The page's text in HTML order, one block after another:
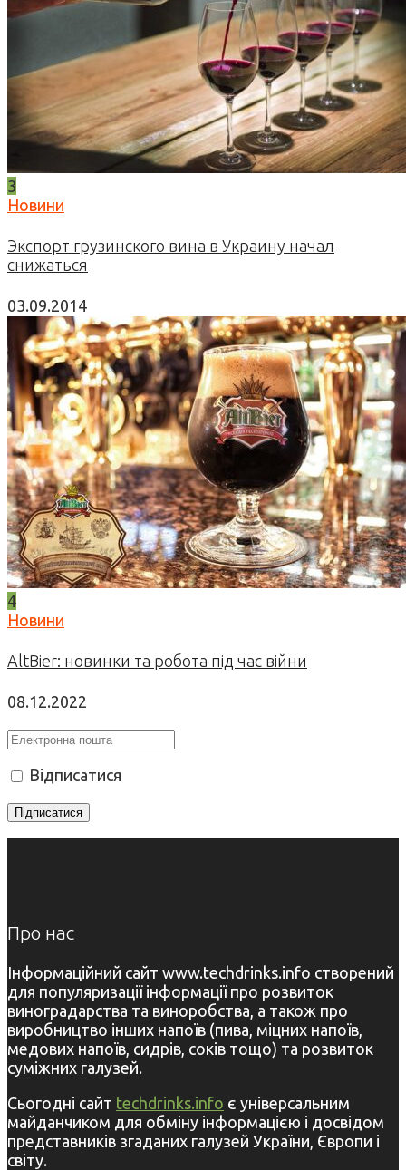
3
Новини
Экспорт грузинского вина в Украину начал
снижаться
03.09.2014
4
Новини
AltBier: новинки та робота під час війни
08.12.2022
Відписатися
Про нас
Інформаційний сайт www.techdrinks.info створений
для популяризації інформації про розвиток
виноградарства та виноробства, а також про
виробництво інших напоїв (пива, міцних напоїв,
медових напоїв, сидрів, соків тощо) та розвиток
суміжних галузей.
Сьогодні сайт techdrinks.info є універсальним
майданчиком для обміну інформацією і досвідом
представників згаданих галузей України, Європи і
світу.